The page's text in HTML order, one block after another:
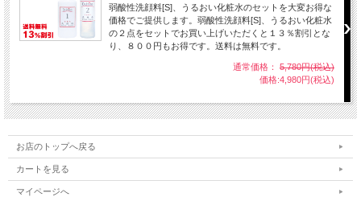
弱酸性洗顔料[S]、うるおい化粧水のセットを大変お得な
価格でご提供します。弱酸性洗顔料[S]、うるおい化粧水
の２点をセットでお買い上げいただくと１３％割引とな
り、８００円もお得です。送料は無料です。
通常価格： 5,780円(税込)
価格:4,980円(税込)
お店のトップへ戻る
カートを見る
マイページへ